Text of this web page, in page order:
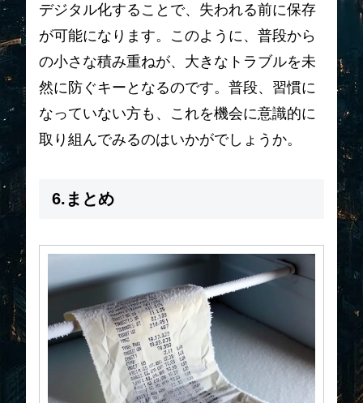
デジタル化することで、失われる前に保存
が可能になります。このように、普段から
の小さな積み重ねが、大きなトラブルを未
然に防ぐキーとなるのです。普段、習慣に
なっていない方も、これを機会に意識的に
取り組んでみるのはいかがでしょうか。
6.まとめ